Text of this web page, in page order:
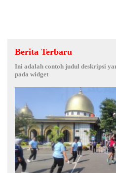
Berita Terbaru
Ini adalah contoh judul deskripsi
pada widget